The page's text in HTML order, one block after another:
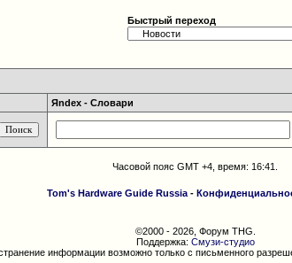
Быстрый переход
Яndex - Словари
Часовой пояс GMT +4, время: 16:41
Tom's Hardware Guide Russia-
©2000 - 2026, Форум THG.
Поддержка: Смузи-студио
информации возможно только с письменного